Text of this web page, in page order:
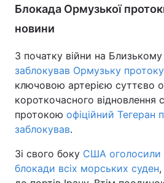
Блокада Ормузької
новини
З початку війни на Близькому
заблокував Ормузьку протоку
ключовою артерією суттєво
короткочасного відновлення
протокою офіційний Тегеран
заблокував.
Зі свого боку США оголосили
блокади всіх морських суден